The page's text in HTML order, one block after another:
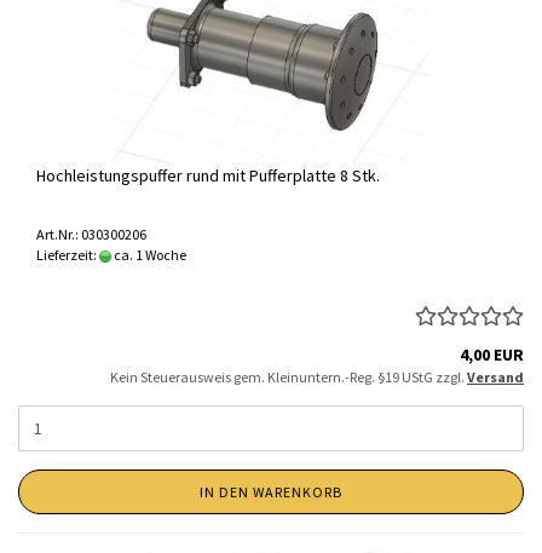
Hochleistungspuffer rund mit Pufferplatte 8 Stk.
Art.Nr.: 030300206
Lieferzeit:
ca. 1 Woche
4,00 EUR
Kein Steuerausweis gem. Kleinuntern.-Reg. §19 UStG zzgl. Versand
IN DEN WARENKORB